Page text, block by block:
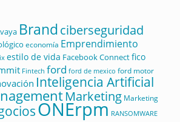
Brandciberseguridad
economía Emprendimiento
estilo de vida Facebook Connectfico
Fintech ford ford de mexico ford motor
Inteligencia Artificial
Marketing Marketing
ONErpm RANSOMWARE